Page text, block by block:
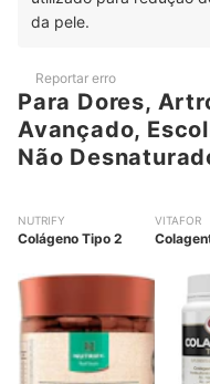
da pele.
Reportar erro
Para Dores,
Avançado,
Não
NUTRIFY
Colágeno Tipo 2
VITAFOR